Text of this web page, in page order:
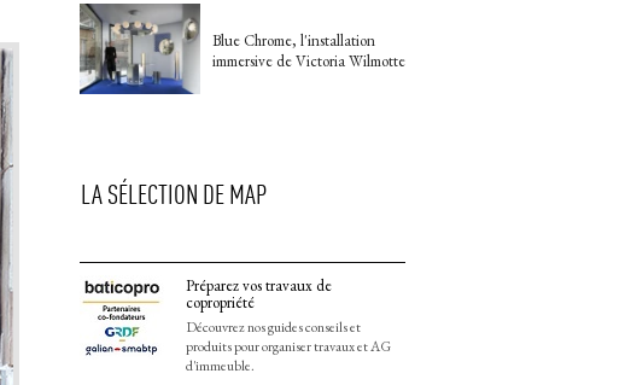
Blue Chrome, l'installation
immersive de Victoria Wilmotte
LA SÉLECTION DE MAP
Préparez vos travaux de
copropriété
Découvrez nos guides conseils et
produits pour organiser travaux et AG
d'immeuble.